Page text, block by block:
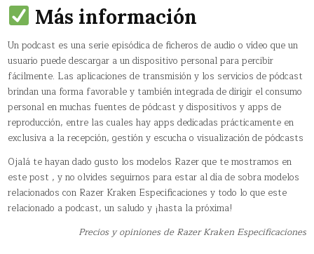
Más información
Un podcast​ es una serie episódica de ficheros de audio o vídeo que un
usuario puede descargar a un dispositivo personal para percibir
fácilmente. Las aplicaciones de transmisión y los servicios de pódcast
brindan una forma favorable y también integrada de dirigir el consumo
personal en muchas fuentes de pódcast y dispositivos y apps de
reproducción, entre las cuales hay apps dedicadas prácticamente en
exclusiva a la recepción, gestión y escucha o visualización de pódcasts
Ojalá te hayan dado gusto los modelos Razer que te mostramos en
este post , y no olvides seguirnos para estar al día de sobra modelos
relacionados con Razer Kraken Especificaciones y todo lo que este
relacionado a podcast, un saludo y ¡hasta la próxima!
Precios y opiniones de Razer Kraken Especificaciones